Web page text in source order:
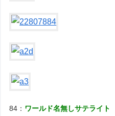
84： ワールド名無しサテライト